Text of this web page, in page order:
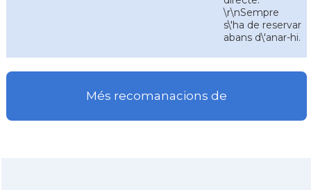
\r\nSempre
s\'ha de reservar
abans d\'anar-hi.
Més recomanacions de